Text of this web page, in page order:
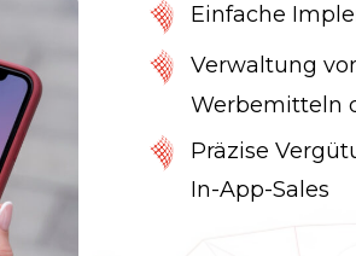
Einfache
Verwaltung
Werbemitteln
Präzise
In-App-Sales